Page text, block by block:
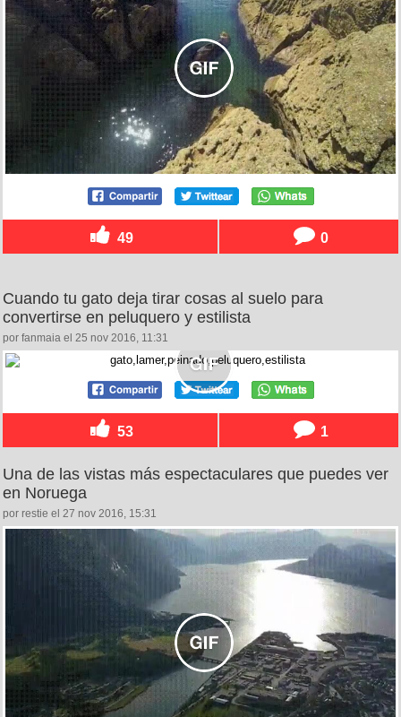
49 0
Cuando tu gato deja tirar cosas al suelo para
convertirse en peluquero y estilista
por fanmaia el 25 nov 2016, 11:31
53 1
Una de las vistas más espectaculares que puedes ver
en Noruega
por restie el 27 nov 2016, 15:31